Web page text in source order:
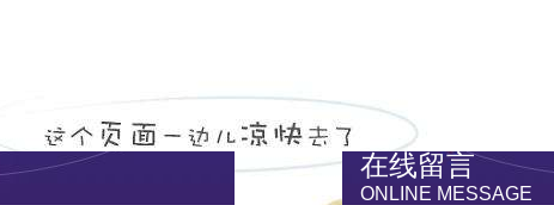
在线留言
ONLINE MESSAGE